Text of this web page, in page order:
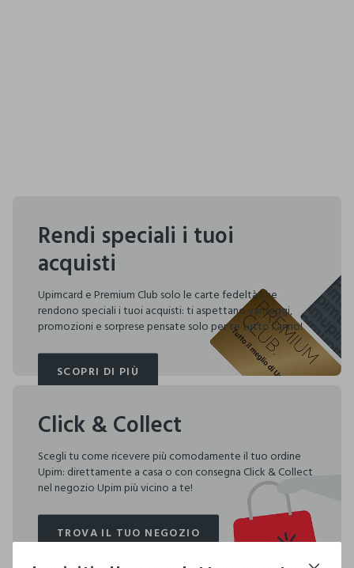
Rendi speciali i tuoi
acquisti
Upimcard e Premium Club solo le carte fedeltà che
rendono speciali i tuoi acquisti: ti aspettano vantaggi,
promozioni e sorprese pensate solo per te tutto l'anno!
SCOPRI DI PIÙ
SCOPRI DI PIÙ
Click & Collect
Scegli tu come ricevere più comodamente il tuo ordine
Upim: direttamente a casa o con consegna Click & Collect
nel negozio Upim più vicino a te!
TROVA IL TUO NEGOZIO
TROVA IL TUO NEGOZIO